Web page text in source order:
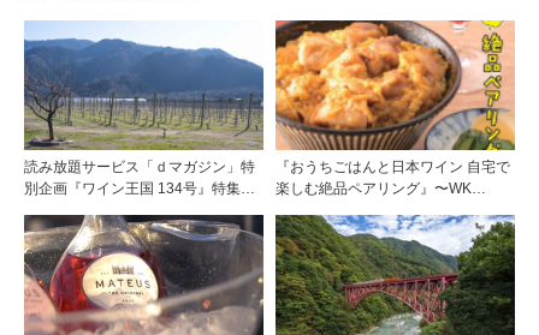
読み放題サービス「ｄマガジン」特
別企画『ワイン王国 134号』特集
弾・新潟、長野
『おうちごはんと日本ワイン 自宅で
楽しむ絶品ペアリング』〜WK